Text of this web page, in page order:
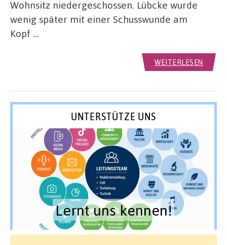
Wohnsitz niedergeschossen. Lübcke wurde
wenig später mit einer Schusswunde am
Kopf …
WEITERLESEN
UNTERSTÜTZE UNS
Lernt uns kennen!